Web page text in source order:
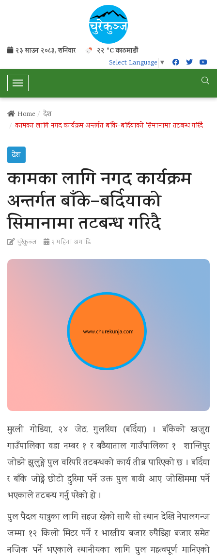
२३ साउन २०८३, शनिवार २२ °C काठमाडौं
Select Language ▼
T
o
N
a
v
a
t
o
n
Home
देश
कामका लागि नगद कार्यक्रम अन्तर्गत बाँके–बर्दियाको सिमानामा तटबन्ध गरिदै
देश
कामका लागि नगद कार्यक्रम
अन्तर्गत बाँके–बर्दियाको
सिमानामा तटबन्ध गरिदै
चुरेकुञ्ज २ महिना अगाडि
मुरली गोडिया, २४ जेठ, गुलरिया (बर्दिया) । बाँकेको खजुरा
गाउँपालिका वडा नम्बर १ र बढैयाताल गाउँपालिका १ शान्तिपुर
जोडने झुलुङ्गे पुल वरिपरि तटबन्धको कार्य तीब्र पारिएको छ । बर्दिया
र बाँके जोड्ने छोटो दुरिमा पर्ने उक्त पुल बाढी आए जोखिममा पर्ने
भएकाले तटबन्ध गर्नु परेको हो ।
पुल पैदल यात्रुका लागि सहज रहेको साथै सो स्थान देखि नेपालगन्ज
जम्मा १२ किलो मिटर पर्ने र भारतीय बजार रुपैडिहा बजार समेत
नजिक पर्ने भएकाले स्थानीयका लागि पुल महत्वपूर्ण मानिएको